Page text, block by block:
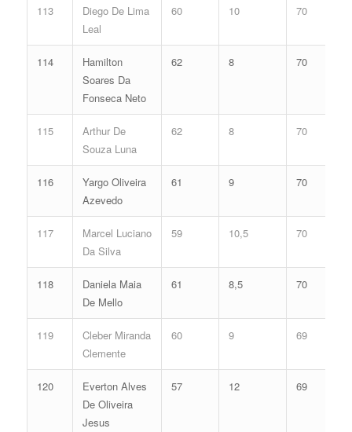
113
Diego De Lima
Leal
60 10 70
114
Hamilton
Soares Da
Fonseca Neto
62 8 70
115
Arthur De
Souza Luna
62 8 70
116
Yargo Oliveira
Azevedo
61 9 70
117
Marcel Luciano
Da Silva
59 10,5 70
118
Daniela Maia
De Mello
61 8,5 70
119
Cleber Miranda
Clemente
60 9 69
120
Everton Alves
De Oliveira
Jesus
57 12 69